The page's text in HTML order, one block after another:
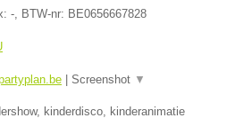
- , BTW-nr: BE0656667828
Screenshot ▼
kinderdisco, kinderanimatie